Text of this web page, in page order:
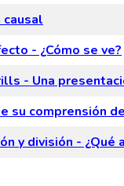
causal
- ¿Cómo se ve?
- Una
su comprensión
y división - ¿Qué